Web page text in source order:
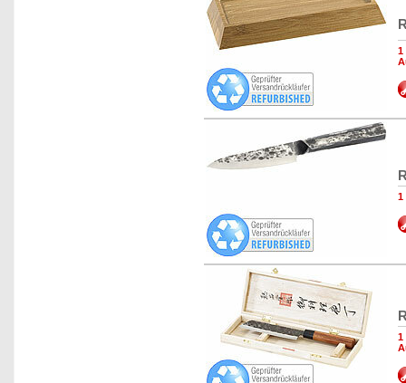
1
1
1